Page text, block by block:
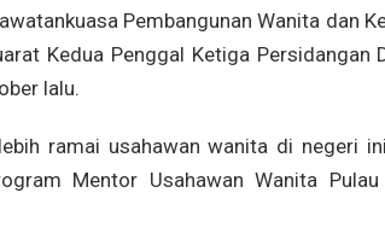
Pembangunan Wanita dan
Kedua Penggal Ketiga Persidangan
lalu.
ramai usahawan wanita di negeri
Mentor Usahawan Wanita Pulau